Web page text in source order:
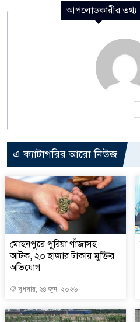
আপলোডকারীর তথ্য
এ ক্যাটাগরির আরো নিউজ
মোহনপুরে পুরিয়া গাঁজাসহ
আটক, ২০ হাজার টাকায় মুক্তির
অভিযোগ
বুধবার, ২৪ জুন, ২০২৬